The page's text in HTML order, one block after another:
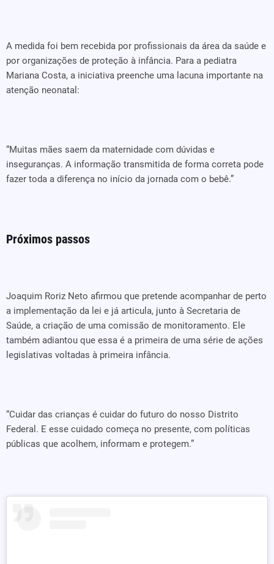
A medida foi bem recebida por profissionais da área da saúde e
por organizações de proteção à infância. Para a pediatra
Mariana Costa, a iniciativa preenche uma lacuna importante na
atenção neonatal:
“Muitas mães saem da maternidade com dúvidas e
inseguranças. A informação transmitida de forma correta pode
fazer toda a diferença no início da jornada com o bebê.”
Próximos passos
Joaquim Roriz Neto afirmou que pretende acompanhar de perto
a implementação da lei e já articula, junto à Secretaria de
Saúde, a criação de uma comissão de monitoramento. Ele
também adiantou que essa é a primeira de uma série de ações
legislativas voltadas à primeira infância.
“Cuidar das crianças é cuidar do futuro do nosso Distrito
Federal. E esse cuidado começa no presente, com políticas
públicas que acolhem, informam e protegem.”